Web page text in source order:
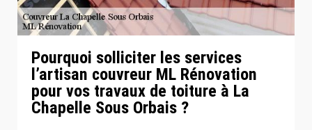
Pourquoi solliciter les services
l’artisan couvreur ML Rénovation
pour vos travaux de toiture à La
Chapelle Sous Orbais ?